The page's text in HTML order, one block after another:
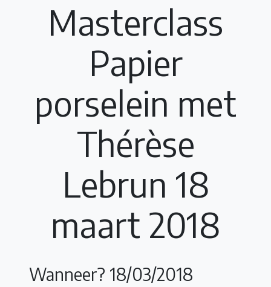
Masterclass
Papier
porselein met
Thérèse
Lebrun 18
maart 2018
Wanneer? 18/03/2018